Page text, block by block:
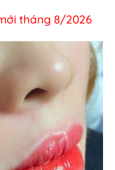
tháng 8/2026